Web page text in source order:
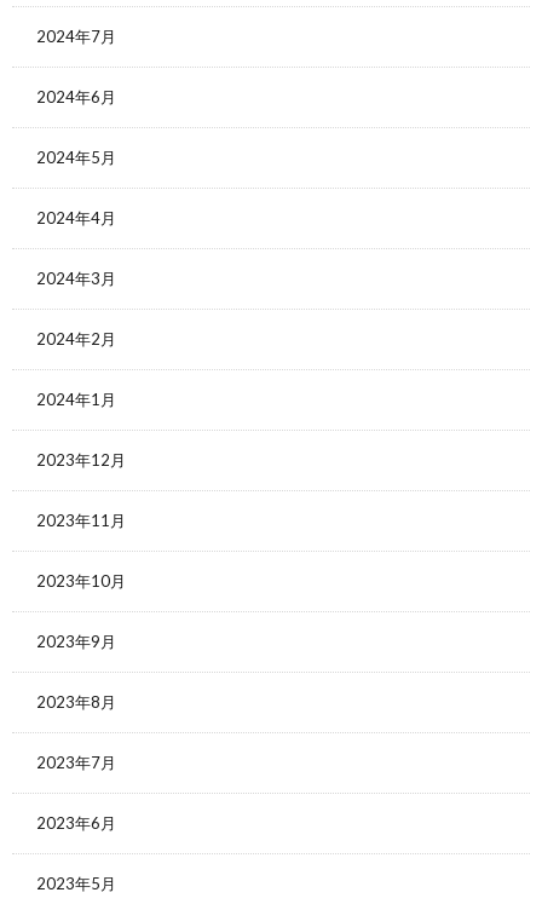
2024年7月
2024年6月
2024年5月
2024年4月
2024年3月
2024年2月
2024年1月
2023年12月
2023年11月
2023年10月
2023年9月
2023年8月
2023年7月
2023年6月
2023年5月